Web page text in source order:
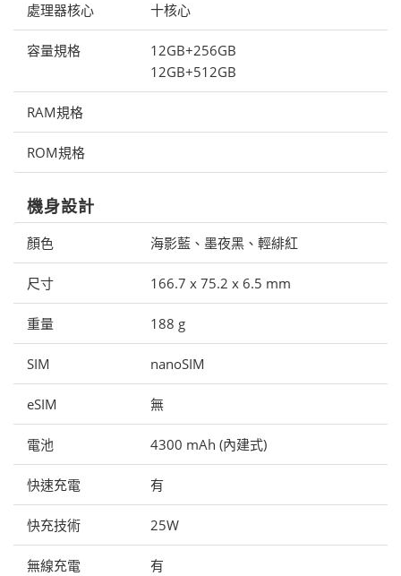
處理器核心 十核心
容量規格
12GB+256GB
12GB+512GB
RAM規格
ROM規格
機身設計
顏色 海影藍、墨夜黑、輕緋紅
尺寸 166.7 x 75.2 x 6.5 mm
重量 188 g
SIM nanoSIM
eSIM 無
電池 4300 mAh (內建式)
快速充電 有
快充技術 25W
無線充電 有